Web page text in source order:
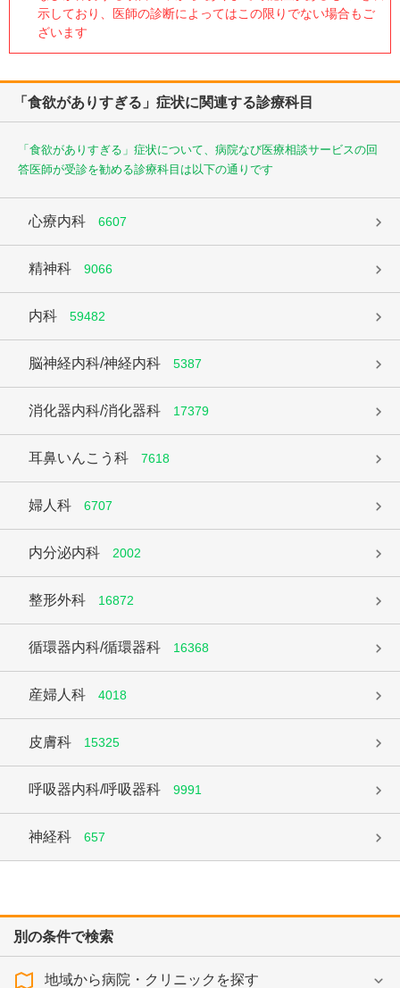
示しており、医師の診断によってはこの限りでない場合もご
ざいます
「食欲がありすぎる」症状に関連する診療科目
「食欲がありすぎる」症状について、病院なび医療相談サービスの回
答医師が受診を勧める診療科目は以下の通りです
心療内科 6607
精神科 9066
内科 59482
脳神経内科/神経内科 5387
消化器内科/消化器科 17379
耳鼻いんこう科 7618
婦人科 6707
内分泌内科 2002
整形外科 16872
循環器内科/循環器科 16368
産婦人科 4018
皮膚科 15325
呼吸器内科/呼吸器科 9991
神経科 657
別の条件で検索
地域から病院・クリニックを探す